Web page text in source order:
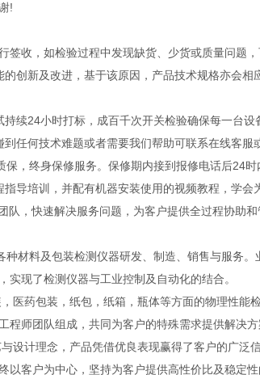
!
签收，如检验过程中发现缺货、少货或质量问题
创新及改进，基于该原因，产品技术规格亦会
续24小时打标，成百千次开关检验确保每一台
任何技术难题或者需要我们帮助可联系在线客
，终身保修服务。保修期内接到报修电话后24
导培训，并配有机器安装使用的视频教程，学会
队，快速解决服务问题，为客户提供全过程协助
材料及包装检测仪器研发、制造、销售与服务。
实现了检测仪器与工业控制及自动化的结合。
药包装，纸包，纸箱，瓶体等方面的物理性能
程师团队组成，共同为客户的特殊需求提供解决
计理念，产品凭借优良表现赢得了客户的广泛
以客户为中心，坚持为客户提供高性价比及稳定